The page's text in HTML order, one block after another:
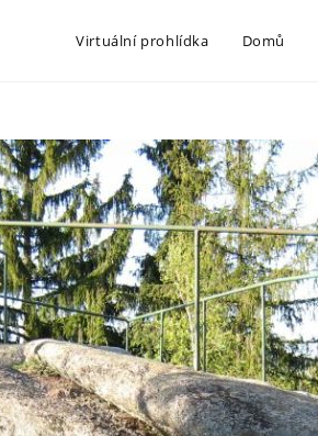
Virtuální prohlídka Domů